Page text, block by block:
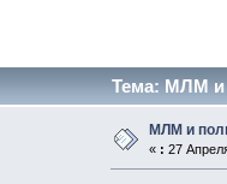
Тема: МЛМ и
МЛМ и
« : 27